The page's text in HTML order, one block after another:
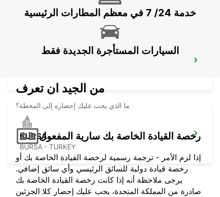
BURSA
BURSA - TURKEY
خدمة 24/ 7 في معظم المطارات الرئيسية
السيارات المستأجرة الجديدة فقط
من الجيد ان تعرف
ما الذي يجب عليك إحضاره إلى المحطة؟
رخصة القيادة الخاصة بك سارية المفعول
إذا لزم الأمر - ترجمة رسمية لرخصة القيادة الخاصة بك أو
رخصة قيادة دولية للسائق الرئيسي وأي سائق إضافي.
يرجى ملاحظة أنه إذا كانت رخصة القيادة الخاصة بك
صادرة من المملكة المتحدة، يجب عليك إحضار كلا الجزئين